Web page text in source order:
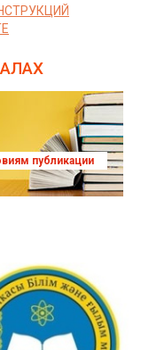
публикации